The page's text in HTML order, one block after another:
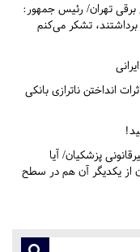
تهران/ رئیس جمهور:
برداشتند، تشکر می‌کنم
انداختن ناترازی بانکی
۸۸ از معاون غیرقانونی پزشکیان/ آیا
از یکدیگر آن هم در سطح